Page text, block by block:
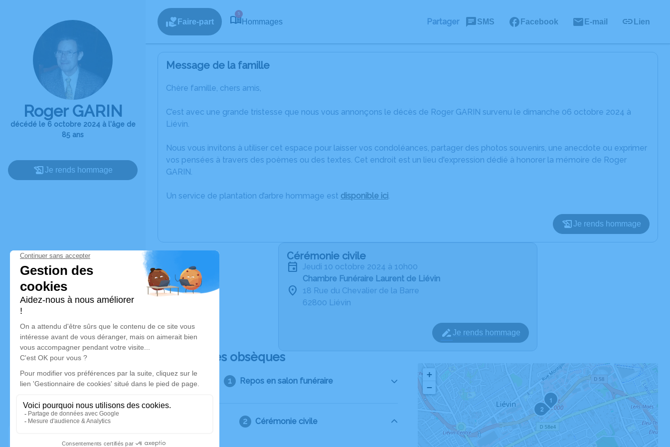
Roger GARIN
décédé le 6 octobre 2024 à l'âge de
85 ans
Je rends hommage
Faire-part
5
Hommages Partager SMS Facebook E-mail Lien
Message de la famille
Chère famille, chers amis,
C’est avec une grande tristesse que nous vous annonçons le décès de Roger GARIN survenu le dimanche 06 octobre 2024 à
Liévin.
Nous vous invitons à utiliser cet espace pour laisser vos condoléances, partager des photos souvenirs, une anecdote ou exprimer
vos pensées à travers des poèmes ou des textes. Cet endroit est un lieu d'expression dédié à honorer la mémoire de Roger
GARIN.
Un service de plantation d’arbre hommage est disponible ici.
Je rends hommage
Cérémonie civile
jeudi 10 octobre 2024 à 10h00
Chambre Funéraire Laurent de Liévin
18 Rue du Chevalier de la Barre
62800 Liévin
Je rends hommage
Déroulé des obsèques
Repos en salon funéraire
Cérémonie civile
1
2
+
−